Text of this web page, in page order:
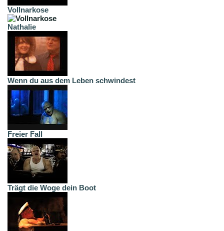
Vollnarkose
Nathalie
Wenn du aus dem Leben schwindest
Freier Fall
Trägt die Woge dein Boot